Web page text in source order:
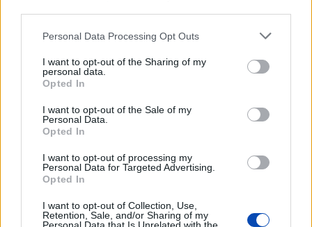
Please note that this website/app uses one or more Google
not limited to your visit or usage behaviour. You may click to
grant or deny consent to Google and its third-party tags to
use your data for below specified purposes in below Google
consent section.
Personal Data Processing Opt Outs
I want to opt-out of the Sharing of my
personal data.
Opted In
I want to opt-out of the Sale of my
Personal Data.
Opted In
I want to opt-out of processing my
Personal Data for Targeted Advertising.
Opted In
I want to opt-out of Collection, Use,
Retention, Sale, and/or Sharing of my
Az oroszlánt egy régi ismerőse keresheti
LEGFRISSEBB GALÉRIÁK